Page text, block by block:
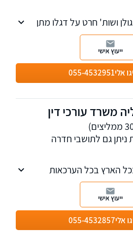
ושות' חרט על דגלו מתן
אישי בכל היבטי דיני
משרדנו דוגל בשירות
מפתיחת התיק ועד לסיומו,
וברחבי הארץ.
אלי055-4532951
ייעוץ אישי
משרד עורכי דין
ניתן גם לתושבי חדרה
הארץ בכל הערכאות
בצה"ל, שירות המדינה
הביטחון.
במחוז חיפה (בחטיבת
התביעות משטרת ישראל) עד 2014 ומאז מפעיל
המשפט הפלילי על כל
אלי055-4532857
ייעוץ אישי